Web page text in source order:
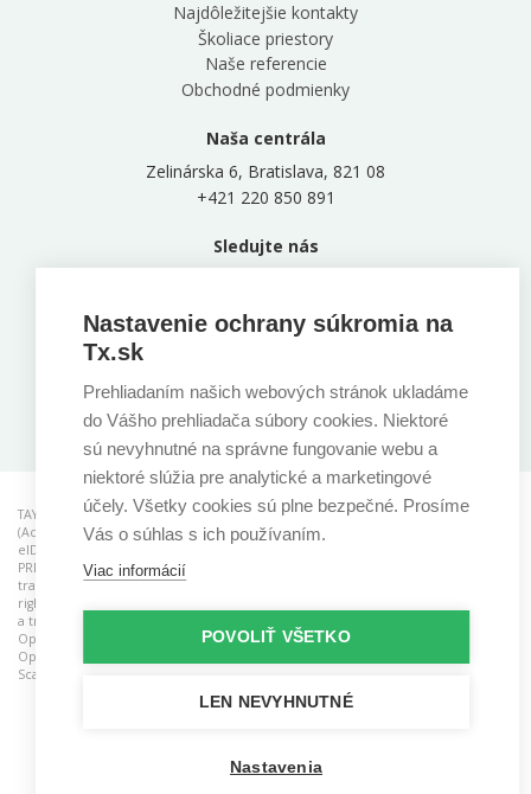
Najdôležitejšie kontakty
Školiace priestory
Naše referencie
Obchodné podmienky
Naša centrála
Zelinárska 6, Bratislava, 821 08
+421 220 850 891
Sledujte nás
Stiahnite si našu aplikáciu
TAYLLORCOX is a RCB (Registered Certification Body) for ISO standards, ACO
(Accredited Consulting Organisation), CAB (Conformity Assessment Body) for
eIDAS and ATO (Accredited Training Organisastion). AgileSHIFT
PRINCE2 Agile , MSP , MoP ®
trademarks of the PeopleCert group. Used under licence from PeopleCert. All
rights reserved. TOGAF
a trademark of The Open Group. TOGAF
Open Group Certification logo (Open O and check™) are trademarks of The
Open Group. SAFe and Scaled Agile Framework are registered trademarks of
Scaled Agile, Inc.
Nastavenie ochrany súkromia na
Tx.sk
Prehliadaním našich webových stránok ukladáme
do Vášho prehliadača súbory cookies. Niektoré
sú nevyhnutné na správne fungovanie webu a
niektoré slúžia pre analytické a marketingové
účely. Všetky cookies sú plne bezpečné. Prosíme
Vás o súhlas s ich používaním.
Viac informácií
POVOLIŤ VŠETKO
LEN NEVYHNUTNÉ
Nastavenia